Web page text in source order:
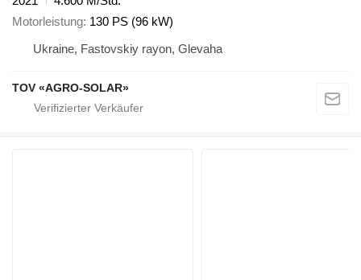
Motorleistung 130 PS (96 kW)
Ukraine, Fastovskiy rayon, Glevaha
TOV «AGRO-SOLAR»